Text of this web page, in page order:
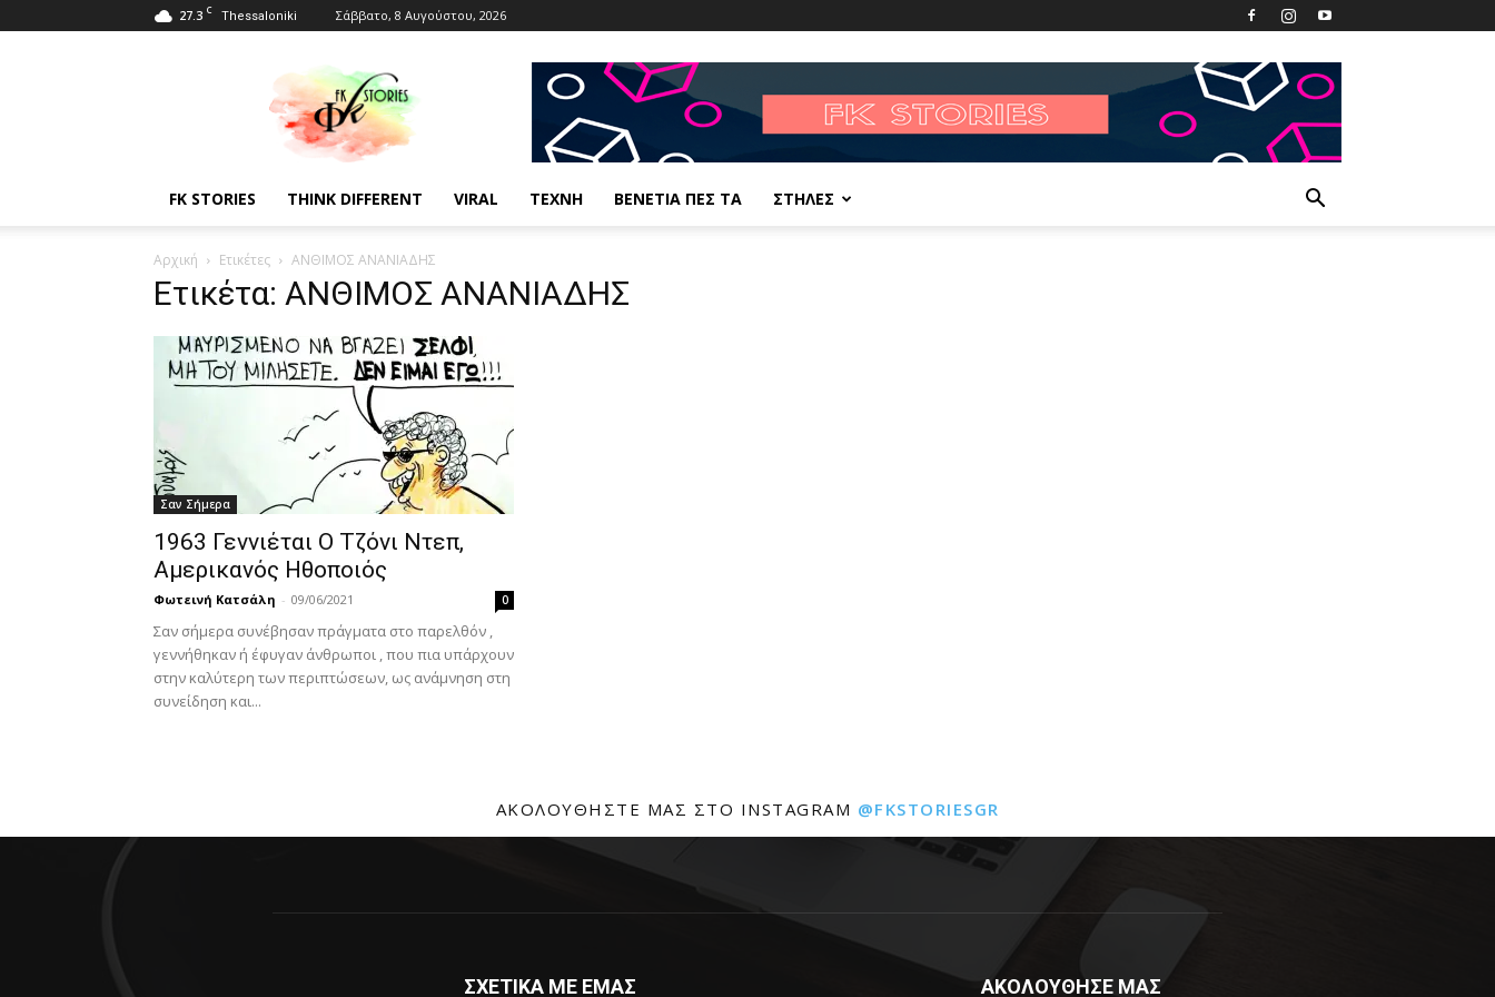
27.3 C Thessaloniki Σάββατο, 8 Αυγούστου, 2026
Fkstories
FK STORIES THINK DIFFERENT VIRAL ΤΕΧΝΗ ΒΕΝΕΤΙΑ ΠΕΣ ΤΑ ΣΤΗΛΕΣ
Αρχική Ετικέτες ΑΝΘΙΜΟΣ ΑΝΑΝΙΑΔΗΣ
Ετικέτα: ΑΝΘΙΜΟΣ ΑΝΑΝΙΑΔΗΣ
Σαν Σήμερα
1963 Γεννιέται Ο Τζόνι Ντεπ,
Αμερικανός Ηθοποιός
Φωτεινή Κατσάλη - 09/06/2021 0
Σαν σήμερα συνέβησαν πράγματα στο παρελθόν ,
γεννήθηκαν ή έφυγαν άνθρωποι , που πια υπάρχουν
στην καλύτερη των περιπτώσεων, ως ανάμνηση στη
συνείδηση και...
ΑΚΟΛΟΥΘΉΣΤΕ ΜΑΣ ΣΤΟ INSTAGRAM @FKSTORIESGR
ΣΧΕΤΙΚΑ ΜΕ ΕΜΑΣ ΑΚΟΛΟΥΘΗΣΕ ΜΑΣ